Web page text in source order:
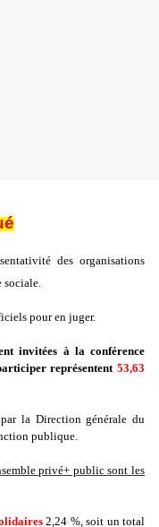
des organisations
sociale.
pour en juger.
invitées à la conférence
représentent 53,63
la Direction générale du
publique.
privé+ public sont les
2,24 %, soit un total